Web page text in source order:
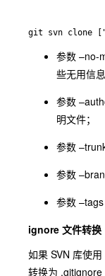
git svn clone
参数 –no-
些无用信息
参数
明文件；
参数
参数
参数 –tags
ignore 文件转换
如果 SVN 库使
转换为 .gitignore